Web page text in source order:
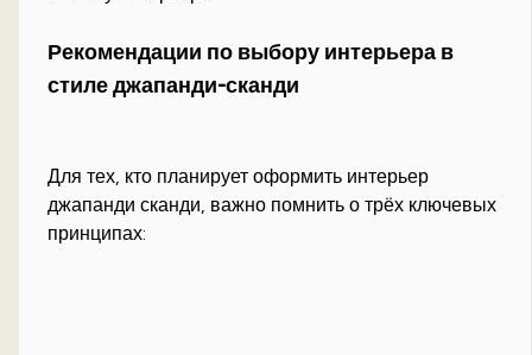
Рекомендации по выбору интерьера в
стиле джапанди-сканди
Для тех, кто планирует оформить интерьер
джапанди сканди, важно помнить о трёх ключевых
принципах: